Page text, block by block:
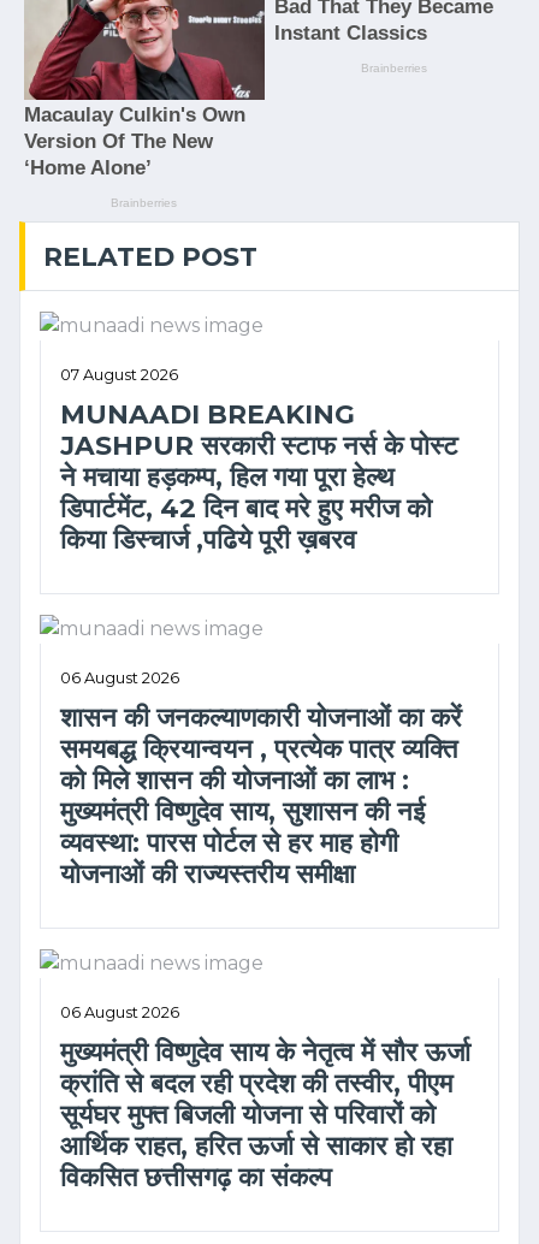
RELATED POST
07 August 2026
MUNAADI BREAKING
JASHPUR सरकारी स्टाफ नर्स के पोस्ट
ने मचाया हड़कम्प, हिल गया पूरा हेल्थ
डिपार्टमेंट, 42 दिन बाद मरे हुए मरीज को
किया डिस्चार्ज ,पढिये पूरी ख़बरव
06 August 2026
शासन की जनकल्याणकारी योजनाओं का करें
समयबद्ध क्रियान्वयन , प्रत्येक पात्र व्यक्ति
को मिले शासन की योजनाओं का लाभ :
मुख्यमंत्री विष्णुदेव साय, सुशासन की नई
व्यवस्था: पारस पोर्टल से हर माह होगी
योजनाओं की राज्यस्तरीय समीक्षा
06 August 2026
मुख्यमंत्री विष्णुदेव साय के नेतृत्व में सौर ऊर्जा
क्रांति से बदल रही प्रदेश की तस्वीर, पीएम
सूर्यघर मुफ्त बिजली योजना से परिवारों को
आर्थिक राहत, हरित ऊर्जा से साकार हो रहा
विकसित छत्तीसगढ़ का संकल्प